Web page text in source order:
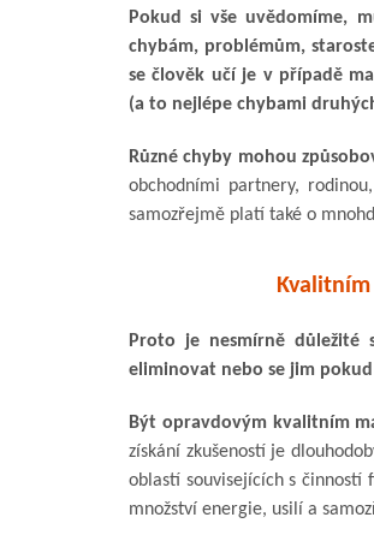
Pokud si vše uvědomíme,
chybám, problémům,
se člověk učí je v případě
(a to nejlépe chybami
Různé chyby mohou
obchodními partnery,
samozřejmě platí také o
Proto je nesmírně důležité
eliminovat nebo se jim
Být opravdovým kvalitním
získání zkušeností je
oblastí souvisejících s činností
množství energie, usilí a